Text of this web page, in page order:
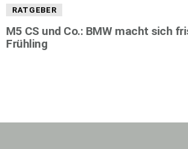
RATGEBER
M5 CS und Co.: BMW macht sich
Frühling